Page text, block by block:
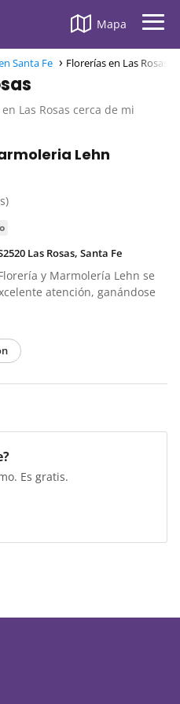
Mapa
Santa Fe Florerías en Las Rosas
Las Rosas cerca de mi
Lehn
Las Rosas, Santa Fe
y Marmolería Lehn se
atención, ganándose
Es gratis.